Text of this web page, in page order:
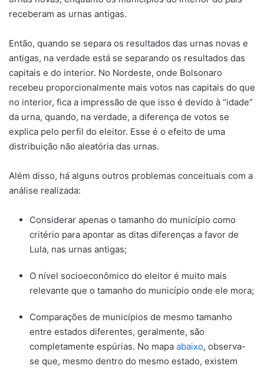
receberam as urnas antigas.
Então, quando se separa os resultados das urnas novas e
antigas, na verdade está se separando os resultados das
capitais e do interior. No Nordeste, onde Bolsonaro
recebeu proporcionalmente mais votos nas capitais do que
no interior, fica a impressão de que isso é devido à “idade”
da urna, quando, na verdade, a diferença de votos se
explica pelo perfil do eleitor. Esse é o efeito de uma
distribuição não aleatória das urnas.
Além disso, há alguns outros problemas conceituais com a
análise realizada:
Considerar apenas o tamanho do município como
critério para apontar as ditas diferenças a favor de
Lula, nas urnas antigas;
O nível socioeconômico do eleitor é muito mais
relevante que o tamanho do município onde ele mora;
Comparações de municípios de mesmo tamanho
entre estados diferentes, geralmente, são
completamente espúrias. No mapa abaixo, observa-
se que, mesmo dentro do mesmo estado, existem